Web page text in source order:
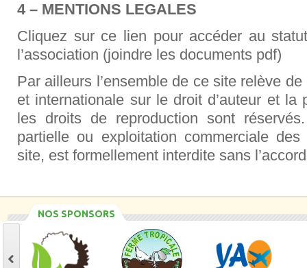
4 – MENTIONS LEGALES
Cliquez sur ce lien pour accéder au
l’association (joindre les documents pdf)
Par ailleurs l’ensemble de ce site relève
et internationale sur le droit d’auteur et la
les droits de reproduction sont
partielle ou exploitation commerciale
site, est formellement interdite sans
NOS SPONSORS